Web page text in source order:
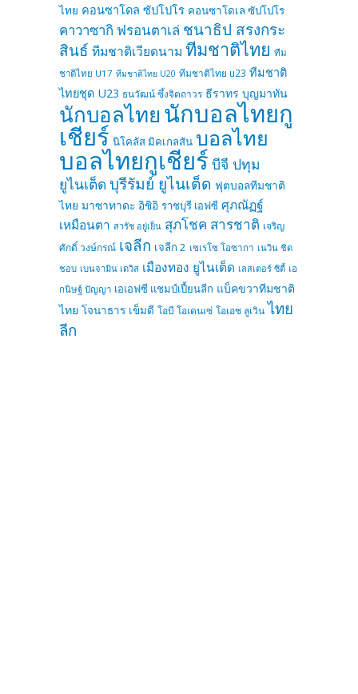
ไทย คอนซาโดล ซัปโปโร คอนซาโดเล ซัปโปโร
คาวาซากิ ฟรอนตาเล่ ชนาธิป สรงกระ
สินธ์ ทีมชาติเวียดนาม ทีมชาติไทย ทีม
ชาติไทย U17 ทีมชาติไทย U20 ทีมชาติไทย u23 ทีมชาติ
ไทยชุด U23 ธนวัฒน์ ซึ้งจิตถาวร ธีราทร บุญมาทัน
นักบอลไทยนักบอลไทยกู
เชียร์ นิโคลัส มิคเกลสัน บอลไทย
บอลไทยกูเชียร์ บีจี ปทุม
ยูไนเต็ด บุรีรัมย์ ยูไนเต็ด ฟุตบอลทีมชาติ
ไทย มาซาทาดะ อิชิอิ ราชบุรี เอฟซี ศุภณัฏฐ์
เหมือนตา สารัช อยู่เย็น สุภโชค สารชาติ เจริญ
ศักดิ์ วงษ์กรณ์ เจลีก เจลีก 2 เซเรโซ โอซากา เนวิน ชิด
ชอบ เบนจามิน เดวิส เมืองทอง ยูไนเต็ด เลสเตอร์ ซิตี้ เอ
กนิษฐ์ ปัญญา เอเอฟซี แชมป์เปี้ยนลีก แบ็คขวาทีมชาติ
ไทย โจนาธาร เข็มดี โอบี โอเดนเซ่ โอเอช ลูเวิน ไทย
ลีก